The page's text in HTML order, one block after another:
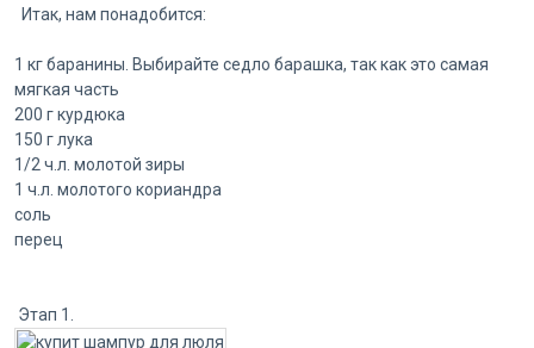
Итак, нам понадобится:
1 кг баранины. Выбирайте седло барашка, так как это самая
мягкая часть
200 г курдюка
150 г лука
1/2 ч.л. молотой зиры
1 ч.л. молотого кориандра
соль
перец
Этап 1.